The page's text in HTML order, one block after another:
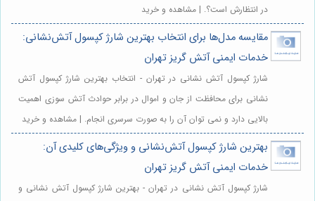
در انتظارش است؟. | مشاهده و خرید
مقایسه مدل‌ها برای انتخاب بهترین شارژ کپسول آتش‌نشانی:
خدمات ایمنی آتش گریز تهران
شارژ کپسول آتش نشانی در تهران - انتخاب بهترین شارژ کپسول آتش
نشانی برای محافظت از جان و اموال در برابر حوادث آتش سوزی اهمیت
بالایی دارد و نمی توان آن را به صورت سرسری انجام. | مشاهده و خرید
بهترین شارژ کپسول آتش‌نشانی و ویژگی‌های کلیدی آن:
خدمات ایمنی آتش گریز تهران
شارژ کپسول آتش نشانی در تهران - بهترین شارژ کپسول آتش نشانی و